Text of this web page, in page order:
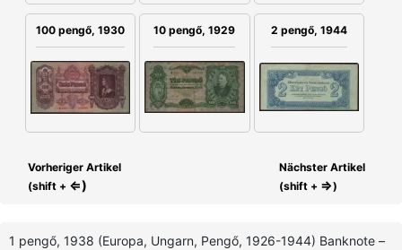
100 pengő, 1930 10 pengő, 1929 2 pengő, 1944
Vorheriger Artikel
(shift + ⇐)
Nächster Artikel
(shift + ⇒)
1 pengő, 1938 (Europa, Ungarn, Pengő, 1926-1944) Banknote –